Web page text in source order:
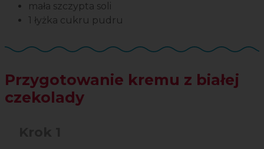
mała szczypta soli
1 łyżka cukru pudru
Przygotowanie kremu z białej
czekolady